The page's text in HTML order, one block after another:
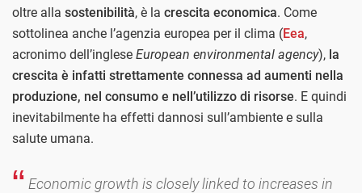
oltre alla sostenibilità, è la crescita economica. Come
sottolinea anche l’agenzia europea per il clima (Eea,
acronimo dell’inglese European environmental agency), la
crescita è infatti strettamente connessa ad aumenti nella
produzione, nel consumo e nell’utilizzo di risorse. E quindi
inevitabilmente ha effetti dannosi sull’ambiente e sulla
salute umana.
Economic growth is closely linked to increases in